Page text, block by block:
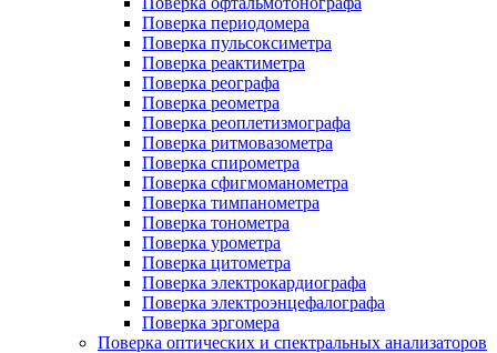
Поверка периодомера
Поверка пульсоксиметра
Поверка реактиметра
Поверка реографа
Поверка реометра
Поверка реоплетизмографа
Поверка ритмовазометра
Поверка спирометра
Поверка сфигмоманометра
Поверка тимпанометра
Поверка тонометра
Поверка урометра
Поверка цитометра
Поверка электрокардиографа
Поверка электроэнцефалографа
Поверка эргомера
Поверка оптических и спектральных анализаторов